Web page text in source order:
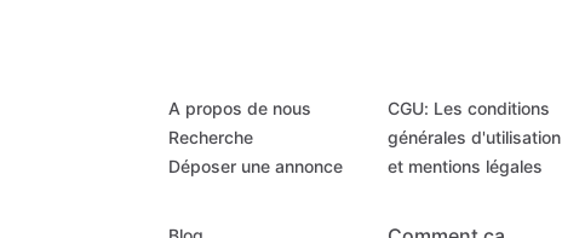
A propos de nous
Recherche
Déposer une annonce
CGU: Les conditions
générales d'utilisation
et mentions légales